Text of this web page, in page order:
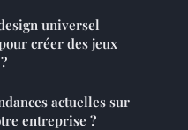
universel
créer des jeux
actuelles sur
entreprise ?